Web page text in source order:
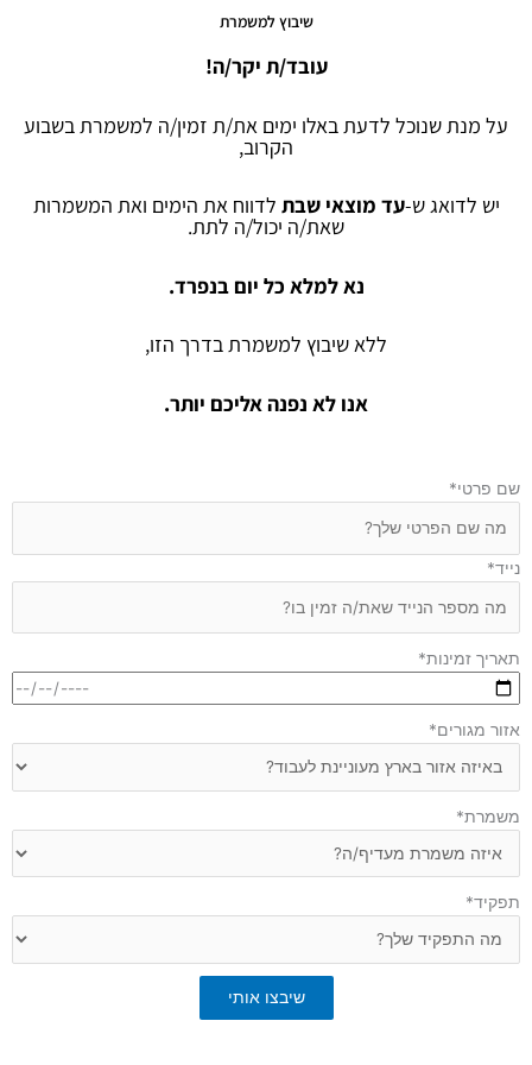
שיבוץ למשמרת
עובד/ת יקר/ה!
על מנת שנוכל לדעת באלו ימים את/ת זמין/ה למשמרת בשבוע
הקרוב,
יש לדואג ש-עד מוצאי שבת לדווח את הימים ואת המשמרות
שאת/ה יכול/ה לתת.
נא למלא כל יום בנפרד.
ללא שיבוץ למשמרת בדרך הזו,
אנו לא נפנה אליכם יותר.
שם פרטי*
נייד*
תאריך זמינות*
אזור מגורים*
משמרת*
תפקיד*
שיבצו אותי